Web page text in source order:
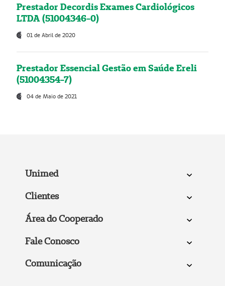
Prestador Decordis Exames Cardiológicos
LTDA (51004346-0)
01 de Abril de 2020
Prestador Essencial Gestão em Saúde Ereli
(51004354-7)
04 de Maio de 2021
Unimed
Clientes
Área do Cooperado
Fale Conosco
Comunicação